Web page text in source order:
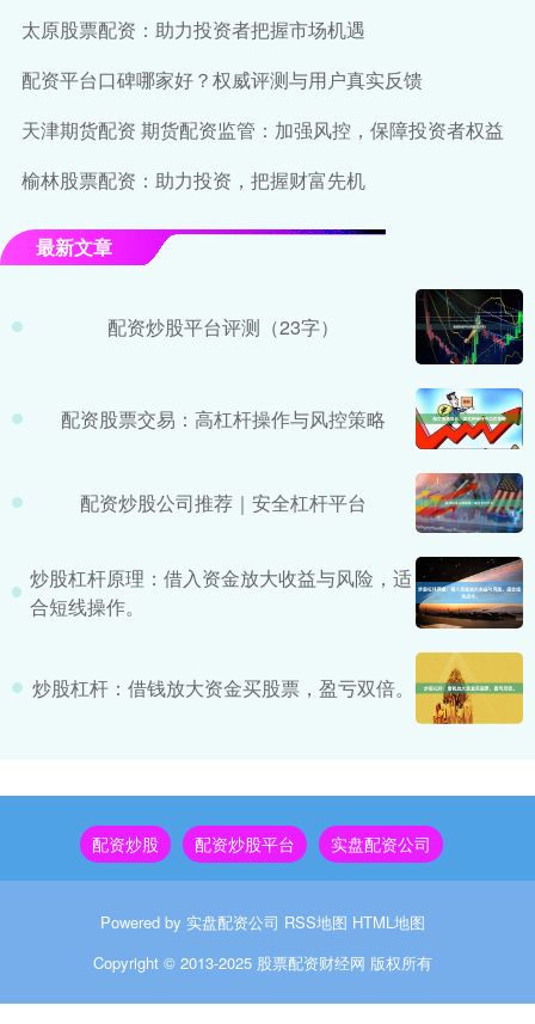
太原股票配资：助力投资者把握市场机遇
配资平台口碑哪家好？权威评测与用户真实反馈
天津期货配资 期货配资监管：加强风控，保障投资者权益
榆林股票配资：助力投资，把握财富先机
最新文章
配资炒股平台评测（23字）
配资股票交易：高杠杆操作与风控策略
配资炒股公司推荐｜安全杠杆平台
炒股杠杆原理：借入资金放大收益与风险，适
合短线操作。
炒股杠杆：借钱放大资金买股票，盈亏双倍。
配资炒股 配资炒股平台 实盘配资公司
Powered by 实盘配资公司 RSS地图 HTML地图
Copyright © 2013-2025 股票配资财经网 版权所有